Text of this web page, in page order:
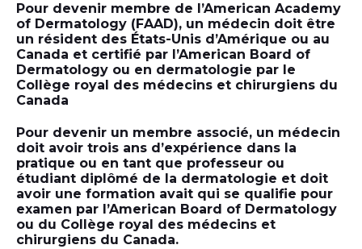
Pour devenir membre de l’American Academy
of Dermatology (FAAD), un médecin doit être
un résident des États-Unis d’Amérique ou au
Canada et certifié par l’American Board of
Dermatology ou en dermatologie par le
Collège royal des médecins et chirurgiens du
Canada
Pour devenir un membre associé, un médecin
doit avoir trois ans d’expérience dans la
pratique ou en tant que professeur ou
étudiant diplômé de la dermatologie et doit
avoir une formation avait qui se qualifie pour
examen par l’American Board of Dermatology
ou du Collège royal des médecins et
chirurgiens du Canada.